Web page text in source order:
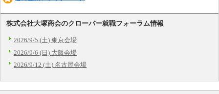
株式会社大塚商会のクローバー就職フォーラム情報
2026/9/5 (土) 東京会場
2026/9/6 (日) 大阪会場
2026/9/12 (土) 名古屋会場